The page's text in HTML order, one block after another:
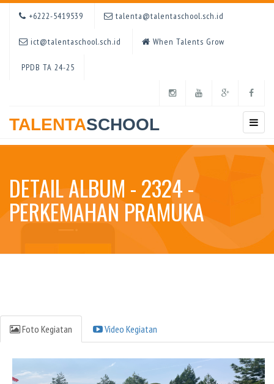
+6222-5419539 talenta@talentaschool.sch.id
ict@talentaschool.sch.id When Talents Grow
PPDB TA 24-25
TALENTASCHOOL
DETAIL ALBUM - 2324 -
PERKEMAHAN PRAMUKA
Foto Kegiatan Video Kegiatan